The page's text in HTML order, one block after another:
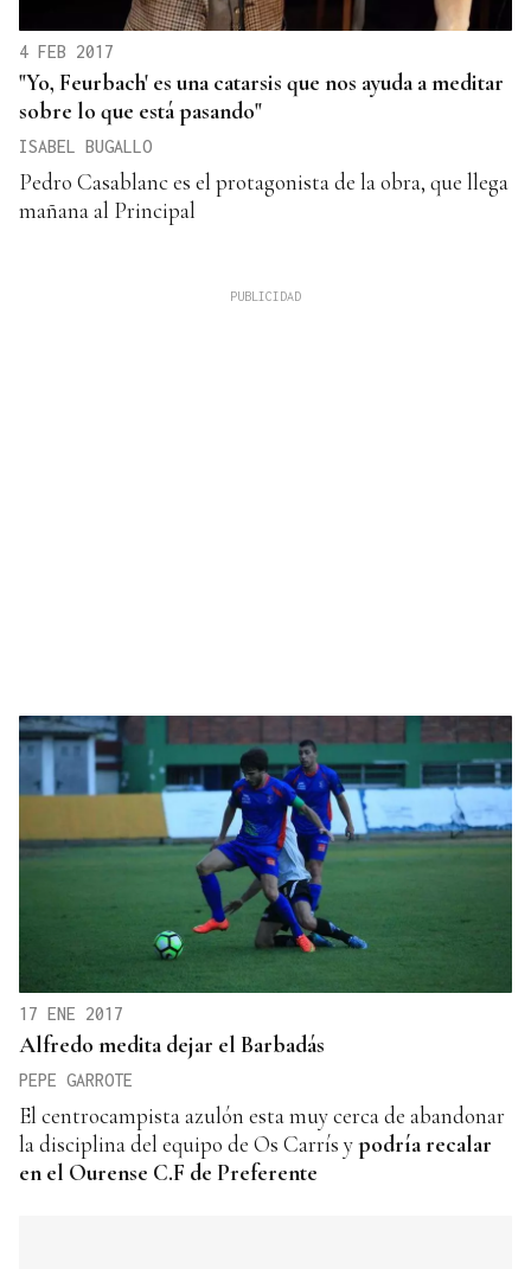
4 FEB 2017
"Yo, Feurbach' es una catarsis que nos ayuda a meditar
sobre lo que está pasando"
ISABEL BUGALLO
Pedro Casablanc es el protagonista de la obra, que llega
mañana al Principal
17 ENE 2017
Alfredo medita dejar el Barbadás
PEPE GARROTE
El centrocampista azulón esta muy cerca de abandonar
la disciplina del equipo de Os Carrís ypodría recalar
en el Ourense C.F de Preferente